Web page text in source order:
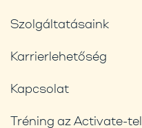
Szolgáltatásaink
Karrierlehetőség
Kapcsolat
Tréning az Activate-tel